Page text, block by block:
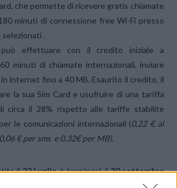
che permette di ricevere gratis chiamate
minuti di connessione free Wi-Fi presso
.
effettuare con il credito iniziale a
minuti di chiamate internazionali, inviare
in internet fino a 40 MB. Esaurito il credito, il
la sua Sim Card e usufruire di una tariffa
circa il 28% rispetto alle tariffe stabilite
le comunicazioni internazionali (0,22 € al
€ per sms e 0,32€ per MB).
il22 Luglioè terminerà il30 settembre